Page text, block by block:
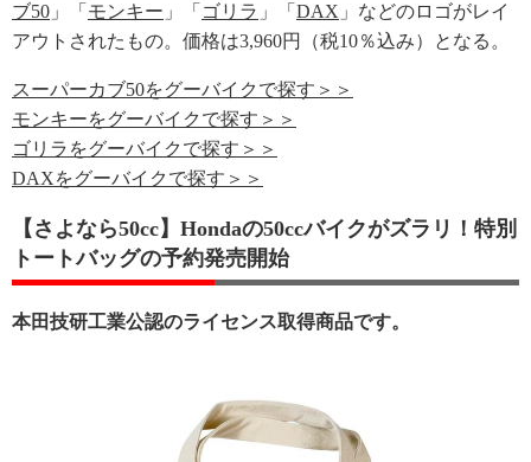
ブ50 」「 モンキー 」「 ゴリラ 」「 DAX 」などのロゴがレイ
アウトされたもの。価格は3,960円（税10％込み）となる。
スーパーカブ50をグーバイクで探す＞＞
モンキーをグーバイクで探す＞＞
ゴリラをグーバイクで探す＞＞
DAXをグーバイクで探す＞＞
【さよなら50cc】Hondaの50ccバイクがズラリ！特別
トートバッグの予約発売開始
本田技研工業公認のライセンス取得商品です。